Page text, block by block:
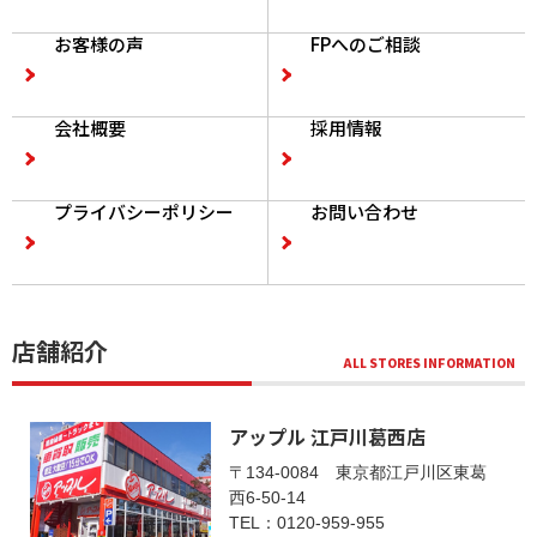
お客様の声 FPへのご相談
会社概要 採用情報
プライバシーポリシー お問い合わせ
店舗紹介
アップル 江戸川葛西店
〒134-0084 東京都江戸川区東葛
西6-50-14
TEL：0120-959-955